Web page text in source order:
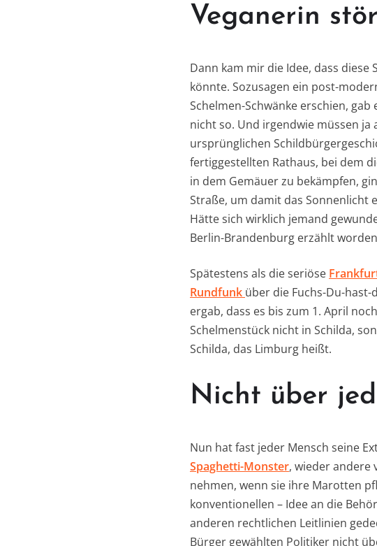
Veganerin
Dann kam mir die Idee, dass
könnte. Sozusagen ein post-
Schelmen-Schwänke erschien,
nicht so. Und irgendwie müssen
ursprünglichen
fertiggestellten Rathaus, bei dem
in dem Gemäuer zu bekämpfen,
Straße, um damit das Sonnenlicht
Hätte sich wirklich jemand
Berlin-Brandenburg erzählt
Spätestens als die seriöse
Rundfunk über die Fuchs-Du-
ergab, dass es bis zum 1. April
Schelmenstück nicht in Schilda,
Schilda, das Limburg heißt.
Nicht über
Nun hat fast jeder Mensch seine
Spaghetti-Monster, wieder andere
nehmen, wenn sie ihre Marotten
konventionellen – Idee an die
anderen rechtlichen Leitlinien
Bürger gewählten Politiker nicht